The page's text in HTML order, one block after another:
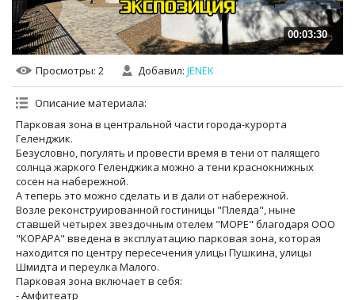
00:03:30
Просмотры: 2 Добавил: JENEK
Описание материала:
Парковая зона в центральной части города-курорта
Геленджик.
Безусловно, погулять и провести время в тени от палящего
солнца жаркого Геленджика можно а тени краснокнижных
сосен на набережной.
А теперь это можно сделать и в дали от набережной.
Возле реконструированной гостиницы "Плеяда", ныне
ставшей четырех звездочным отелем "МОРЕ" благодаря ООО
"КОРАРА" введена в эксплуатацию парковая зона, которая
находится по центру пересечения улицы Пушкина, улицы
Шмидта и переулка Малого.
Парковая зона включает в себя:
- Амфитеатр